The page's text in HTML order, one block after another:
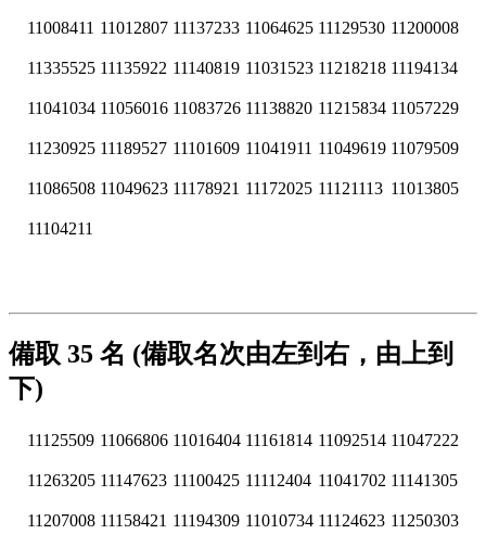
11008411 11012807 11137233 11064625 11129530 11200008
11335525 11135922 11140819 11031523 11218218 11194134
11041034 11056016 11083726 11138820 11215834 11057229
11230925 11189527 11101609 11041911 11049619 11079509
11086508 11049623 11178921 11172025 11121113 11013805
11104211
備取 35 名 (備取名次由左到右，由上到
下)
11125509 11066806 11016404 11161814 11092514 11047222
11263205 11147623 11100425 11112404 11041702 11141305
11207008 11158421 11194309 11010734 11124623 11250303